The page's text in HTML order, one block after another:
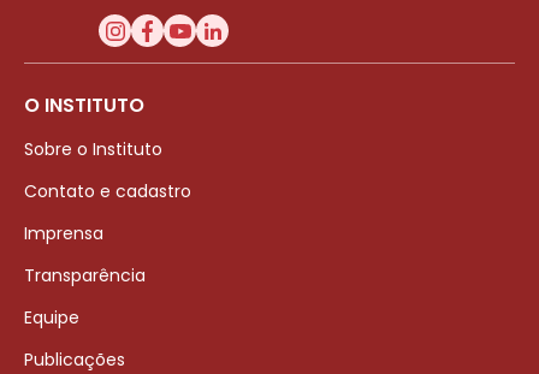
O INSTITUTO
Sobre o Instituto
Contato e cadastro
Imprensa
Transparência
Equipe
Publicações